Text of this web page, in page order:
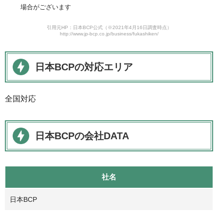
場合がございます
引用元HP：日本BCP公式（※2021年4月16日調査時点）
http://www.jp-bcp.co.jp/business/fukashiken/
日本BCPの対応エリア
全国対応
日本BCPの会社DATA
社名
日本BCP